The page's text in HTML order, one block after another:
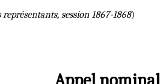
session 1867-1868)
Appel